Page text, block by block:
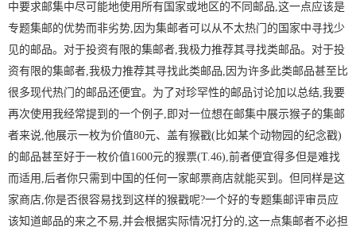
中要求邮集中尽可能地使用所有国家或地区的不同邮品,这一点应该是
专题集邮的优势而非劣势,因为集邮者可以从不太热门的国家中寻找少
见的邮品。对于投资有限的集邮者,我极力推荐其寻找类邮品。对于投
资有限的集邮者,我极力推荐其寻找此类邮品,因为许多此类邮品甚至比
很多现代热门的邮品还便宜。为了对珍罕性的邮品讨论加以总结,我要
再次使用我经常提到的一个例子,即对一位想在邮集中展示猴子的集邮
者来说,他展示一枚为价值80元、盖有猴戳(比如某个动物园的纪念戳)
的邮品甚至好于一枚价值1600元的猴票(T.46),前者便宜得多但是难找
而适用,后者你只需到中国的任何一家邮票商店就能买到。但同样是这
家商店,你是否很容易找到这样的猴戳呢?一个好的专题集邮评审员应
该知道邮品的来之不易,并会根据实际情况打分的,这一点集邮者不必担